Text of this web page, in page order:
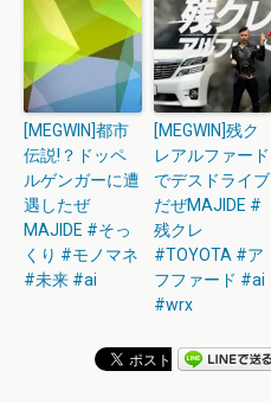
[MEGWIN]都市
伝説!？ドッペ
ルゲンガーに遭
遇したぜ
MAJIDE #そっ
くり #モノマネ
#未来 #ai
[MEGWIN]残ク
レアルファード
でデスドライブ
だぜMAJIDE #
残クレ
#TOYOTA #ア
フファード #ai
#wrx